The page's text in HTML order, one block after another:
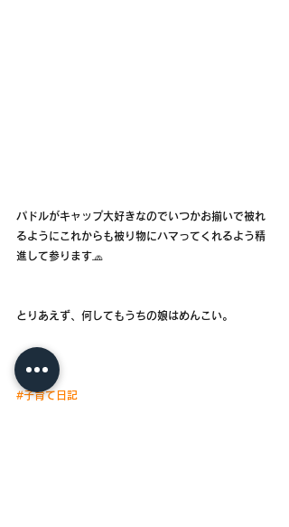
パドルがキャップ大好きなのでいつかお揃いで被れ
るようにこれからも被り物にハマってくれるよう精
進して参ります🧢
とりあえず、何してもうちの娘はめんこい。
#子育て日記